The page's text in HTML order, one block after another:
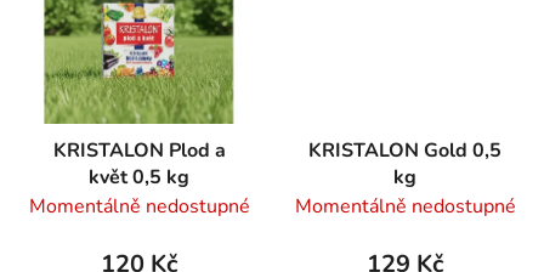
KRISTALON Plod a
květ 0,5 kg
Momentálně nedostupné
120 Kč
KRISTALON Gold 0,5
kg
Momentálně nedostupné
129 Kč